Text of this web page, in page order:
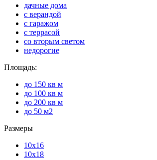
дачные дома
с верандой
с гаражом
с террасой
со вторым светом
недорогие
Площадь:
до 150 кв м
до 100 кв м
до 200 кв м
до 50 м2
Размеры
10х16
10х18